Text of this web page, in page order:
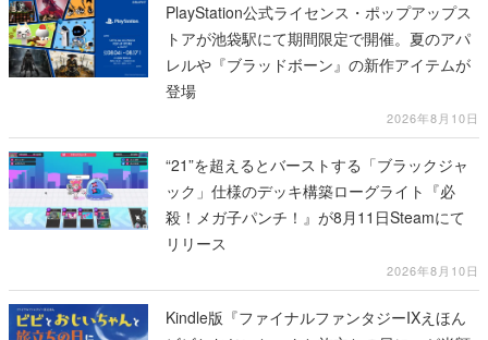
PlayStation公式ライセンス・ポップアップス
トアが池袋駅にて期間限定で開催。夏のアパ
レルや『ブラッドボーン』の新作アイテムが
登場
2026年8月10日
“21”を超えるとバーストする「ブラックジャ
ック」仕様のデッキ構築ローグライト『必
殺！メガ子パンチ！』が8月11日Steamにて
リリース
2026年8月10日
Kindle版『ファイナルファンタジーIXえほん